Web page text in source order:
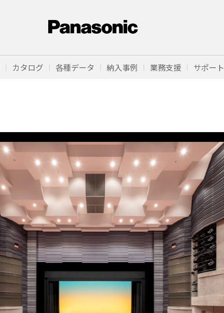
カタログ 各種データ 納入事例 業務支援 サポート